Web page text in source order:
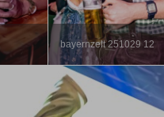
bayernzelt 251029 12